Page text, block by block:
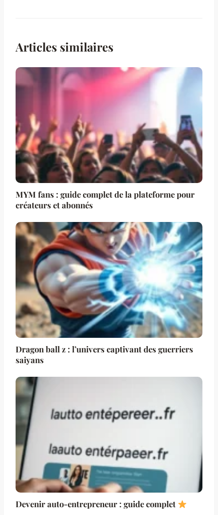
Articles similaires
MYM fans : guide complet de la plateforme pour
créateurs et abonnés
Dragon ball z : l’univers captivant des guerriers
saiyans
Devenir auto-entrepreneur : guide complet